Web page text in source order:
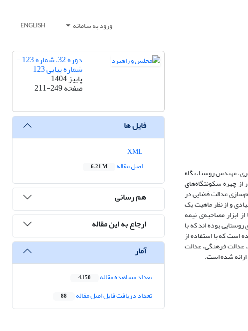
ورود به سامانه ENGLISH
مهندس روستا، نگاه
از چهره سکونتگاه‌های
عدالت فضایی در
و از نظر ماهیت یک
ابزار مصاحبه‌ی نیمه
بوده اند که با
شده است که با استفاده از
فضایی دارای 5 مضمون فراگیر )عدالت اقتصادی، عدالت فرهنگی، عدالت
دوره 32، شماره 123 -
شماره پیاپی 123
پاییز 1404
صفحه211-249
فایل ها
اصل مقاله
6.21 M
هم رسانی
ارجاع به این مقاله
آمار
تعداد مشاهده مقاله 4,150
تعداد دریافت فایل اصل مقاله 88